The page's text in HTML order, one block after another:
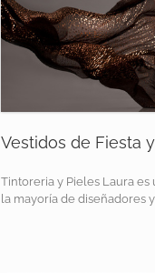
Vestidos de Fiesta
Tintoreria y Pieles Laura es
la mayoría de diseñadores